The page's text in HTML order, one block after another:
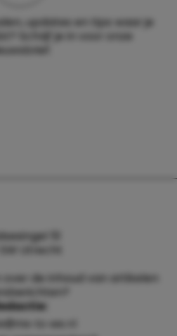
updates en tips waar je
Schrijf je in voor onze
51
SW Utrecht
de inhoud van artikelen
to-we.nl